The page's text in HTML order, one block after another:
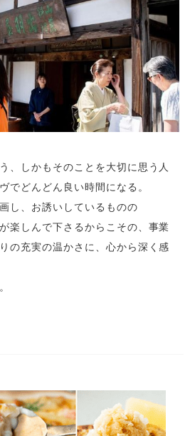
、しかもそのことを大切に思う人
でどんどん良い時間になる。
し、お誘いしているものの
楽しんで下さるからこその、事業
の充実の温かさに、心から深く感